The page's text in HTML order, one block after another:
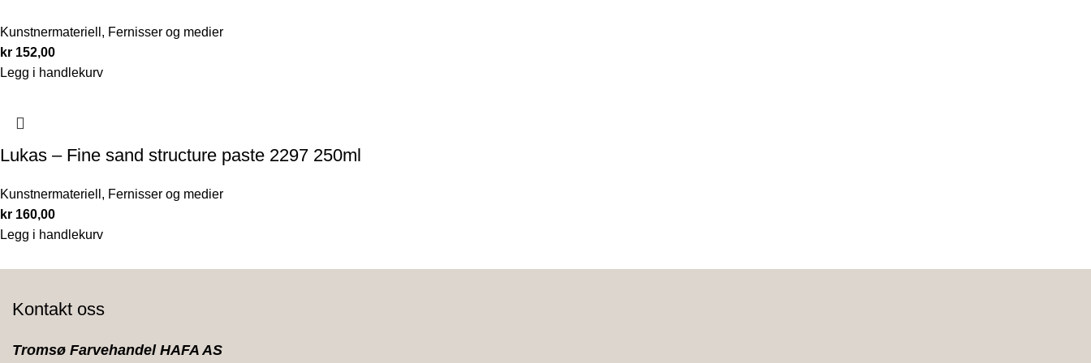
Kunstnermateriell , Fernisser og medier
kr 152,00
Legg i handlekurv
Lukas – Fine sand structure paste 2297 250ml
Kunstnermateriell , Fernisser og medier
kr 160,00
Legg i handlekurv
Kontakt oss
Tromsø Farvehandel HAFA AS